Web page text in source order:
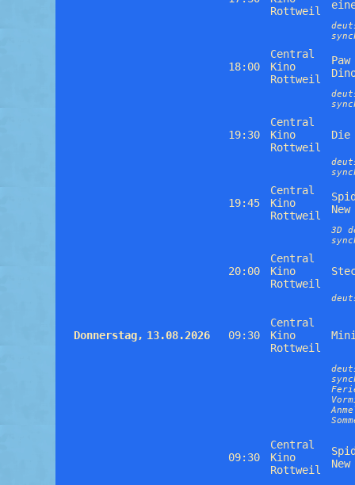
Rottweil
18:00
Central
Kino
Rottweil
19:30
Central
Kino
Rottweil
Die
19:45
Central
Kino
Rottweil
3D
20:00
Central
Kino
Rottweil
Donnerstag, 13.08.2026 09:30
Central
Kino
Rottweil
09:30
Central
Kino
Rottweil